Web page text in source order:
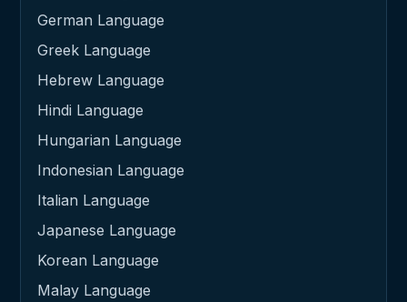
German Language
Greek Language
Hebrew Language
Hindi Language
Hungarian Language
Indonesian Language
Italian Language
Japanese Language
Korean Language
Malay Language